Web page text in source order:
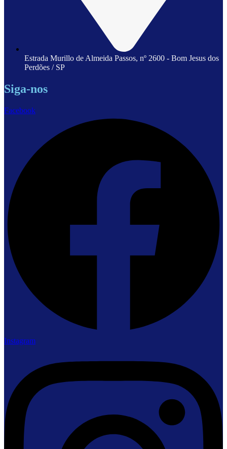
Estrada Murillo de Almeida Passos, nº 2600 - Bom Jesus dos
Perdões / SP
Siga-nos
Facebook
Instagram